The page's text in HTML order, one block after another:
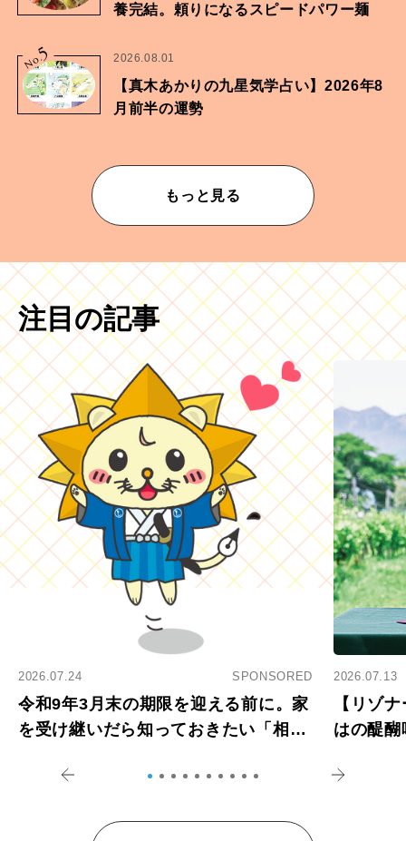
養完結。頼りになるスピードパワー麺
No.5 2026.08.01
【真木あかりの九星気学占い】2026年8
月前半の運勢
もっと見る
注目の記事
2026.07.24 SPONSORED
令和9年3月末の期限を迎える前に。家
を受け継いだら知っておきたい「相続
2026.07.13
【リゾ
はの醍